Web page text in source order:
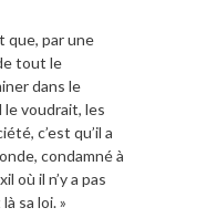
que, par une
tout le
dans le
le voudrait, les
c’est qu’il a
condamné à
où il n’y a pas
sa loi. »